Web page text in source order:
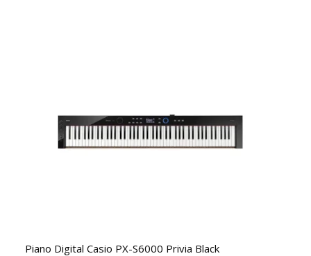
Piano Digital Casio PX-S6000 Privia Black